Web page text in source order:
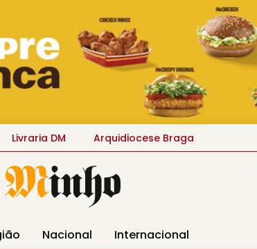
Livraria DM Arquidiocese Braga
Nacional
Internacional